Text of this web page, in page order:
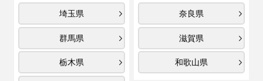
埼玉県
群馬県
栃木県
奈良県
滋賀県
和歌山県